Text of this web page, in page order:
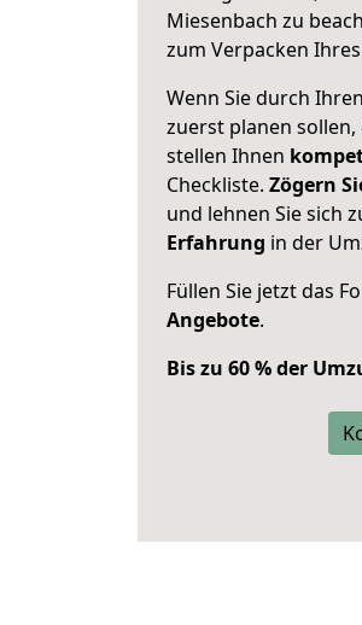
Miesenbach zu
zum Verpacken
Wenn Sie durch
zuerst planen
stellen Ihnen
Checkliste. Zögern
und lehnen Sie sich
Erfahrung in der
Füllen Sie jetzt das
Angebote.
Bis zu 60 % der